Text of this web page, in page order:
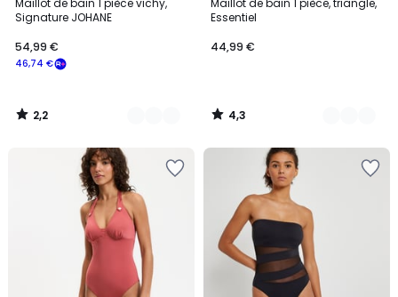
Maillot de bain 1 pièce vichy,
Signature JOHANE
€
souscrivez
notre
programme
46,74 €
54,99 €
Couleurs
2,2
/
Maillot de bain 1 pièce, triangle,
Essentiel
44,99 €
Couleurs
4,3
/